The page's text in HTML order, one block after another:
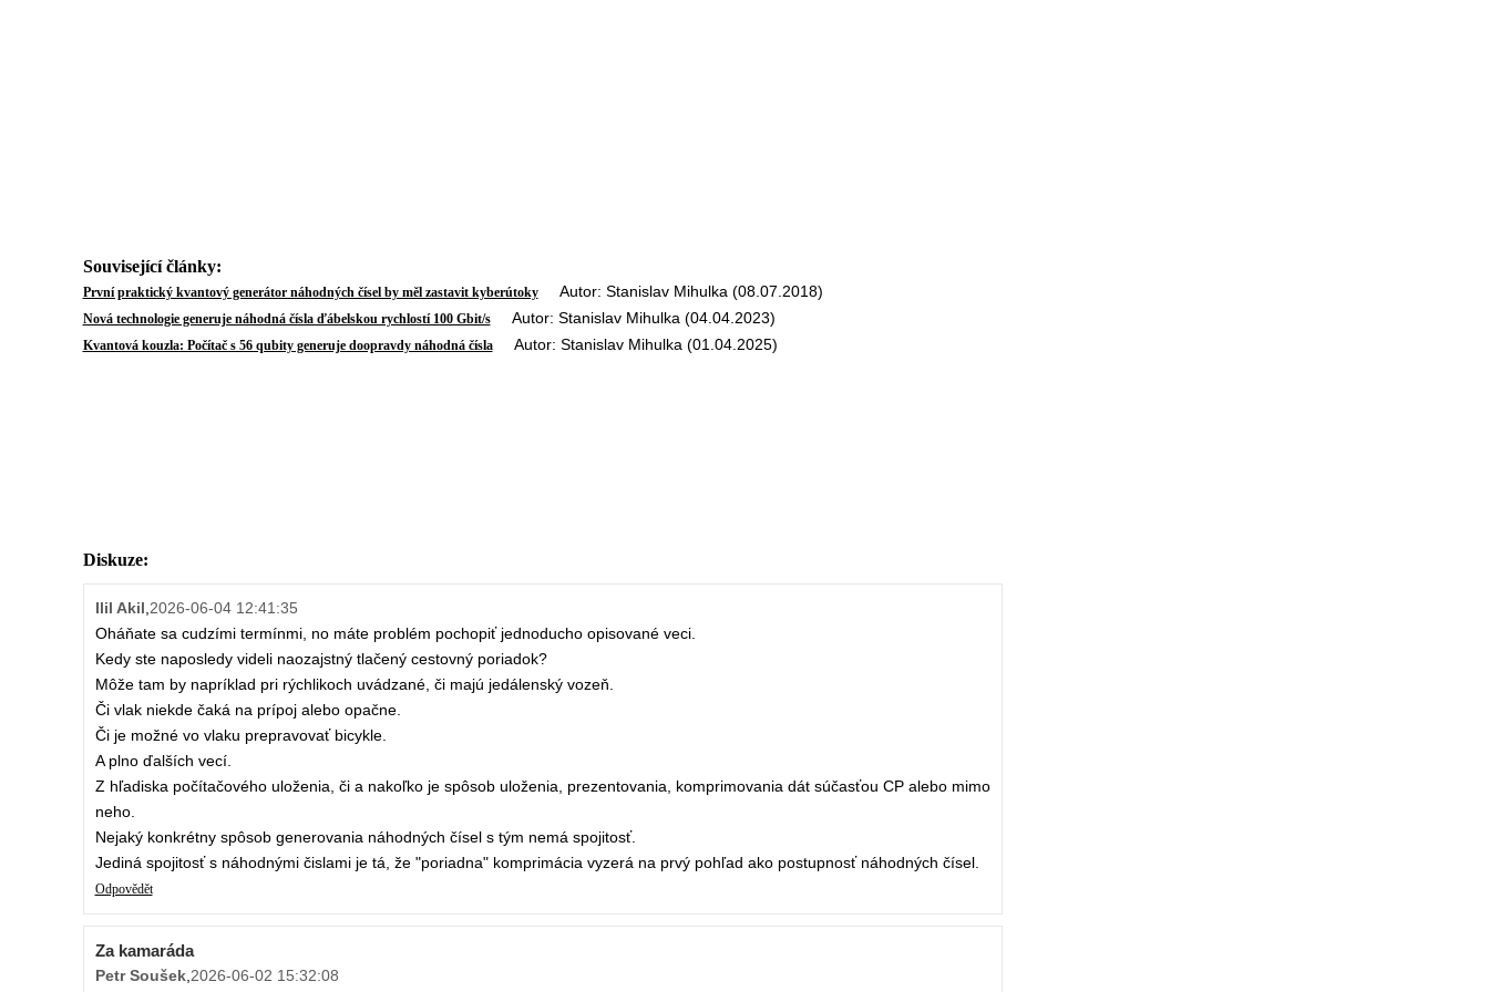
Související články:
První praktický kvantový generátor náhodných čísel by měl zastavit kyberútokyAutor: Stanislav Mihulka (08.07.2018)
Nová technologie generuje náhodná čísla ďábelskou rychlostí 100 Gbit/sAutor: Stanislav Mihulka (04.04.2023)
Kvantová kouzla: Počítač s 56 qubity generuje doopravdy náhodná číslaAutor: Stanislav Mihulka (01.04.2025)
Diskuze:
Ilil Akil,2026-06-04 12:41:35
Oháňate sa cudzími termínmi, no máte problém pochopiť jednoducho opisované veci.
Kedy ste naposledy videli naozajstný tlačený cestovný poriadok?
Môže tam by napríklad pri rýchlikoch uvádzané, či majú jedálenský vozeň.
Či vlak niekde čaká na prípoj alebo opačne.
Či je možné vo vlaku prepravovať bicykle.
A plno ďalších vecí.
Z hľadiska počítačového uloženia, či a nakoľko je spôsob uloženia, prezentovania, komprimovania dát súčasťou CP alebo mimo
neho.
Nejaký konkrétny spôsob generovania náhodných čísel s tým nemá spojitosť.
Jediná spojitosť s náhodnými čislami je tá, že "poriadna" komprimácia vyzerá na prvý pohľad ako postupnosť náhodných čísel.
Odpovědět
Za kamaráda
Petr Soušek,2026-06-02 15:32:08